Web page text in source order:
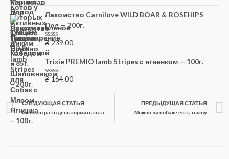
из
5
Лакомство Carnilove WILD BOAR & ROSEHIPS
Dog — 200г.
Оценка
0
из
5
₴ 239.00
Trixie PREMIO lamb Stripes с ягненком — 100г.
Оценка
5
₴ 164.00
СЛЕДУЮЩАЯ СТАТЬЯ
Сколько раз в день кормить кота
ПРЕДЫДУЩАЯ СТАТЬЯ
Можно ли собаке есть тыкву